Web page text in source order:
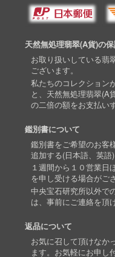
天然無処理翡翠(A貨)の
お取り扱いしている翡
ございます。
私たちのコレクション
と、天然無処理翡翠(A
の二倍の額をお支払い
鑑別書について
鑑別書をご希望のお客
追加する(日本語、英語
１週間から１０営業日
を申し受ける場合がご
中央宝石研究所以外で
は、事前にご連絡を頂
返品について
お気に召して頂けなか
ます。お気軽にお申し